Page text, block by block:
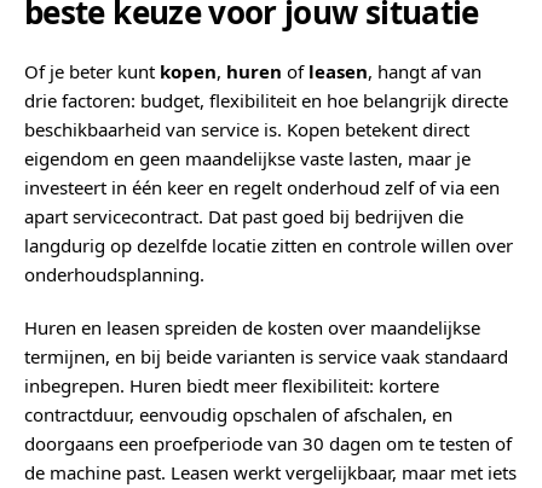
beste keuze voor jouw situatie
Of je beter kunt kopen, huren of leasen, hangt af van
drie factoren: budget, flexibiliteit en hoe belangrijk directe
beschikbaarheid van service is. Kopen betekent direct
eigendom en geen maandelijkse vaste lasten, maar je
investeert in één keer en regelt onderhoud zelf of via een
apart servicecontract. Dat past goed bij bedrijven die
langdurig op dezelfde locatie zitten en controle willen over
onderhoudsplanning.
Huren en leasen spreiden de kosten over maandelijkse
termijnen, en bij beide varianten is service vaak standaard
inbegrepen. Huren biedt meer flexibiliteit: kortere
contractduur, eenvoudig opschalen of afschalen, en
doorgaans een proefperiode van 30 dagen om te testen of
de machine past. Leasen werkt vergelijkbaar, maar met iets